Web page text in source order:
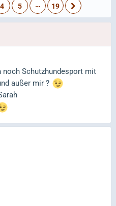
4 5 … 19
noch Schutzhundesport mit
außer mir ?